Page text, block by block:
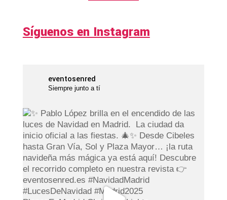
Síguenos en Instagram
eventosenred
Siempre junto a tí